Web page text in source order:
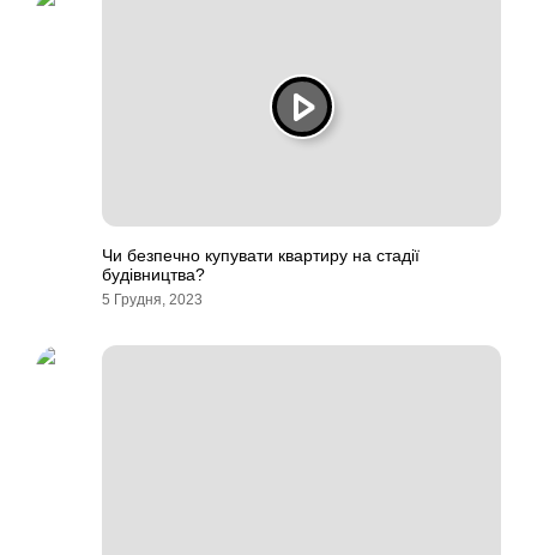
Чи безпечно купувати квартиру на стадії
будівництва?
5 Грудня, 2023